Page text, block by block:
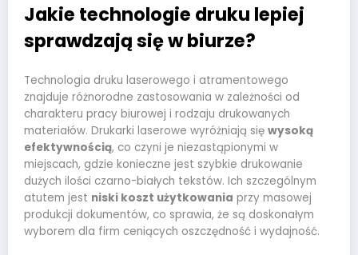
Jakie technologie druku lepiej
sprawdzają się w biurze?
Technologia druku laserowego i atramentowego
znajduje różnorodne zastosowania w zależności od
charakteru pracy biurowej i rodzaju drukowanych
materiałów. Drukarki laserowe wyróżniają się wysoką
efektywnością, co czyni je niezastąpionymi w
miejscach, gdzie konieczne jest szybkie drukowanie
dużych ilości czarno-białych tekstów. Ich szczególnym
atutem jest niski koszt użytkowania przy masowej
produkcji dokumentów, co sprawia, że są doskonałym
wyborem dla firm ceniących oszczędność i wydajność.